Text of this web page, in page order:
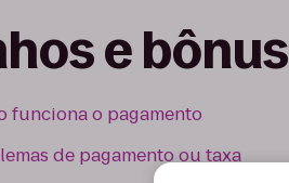
e bônus
funciona o pagamento
de pagamento ou taxa